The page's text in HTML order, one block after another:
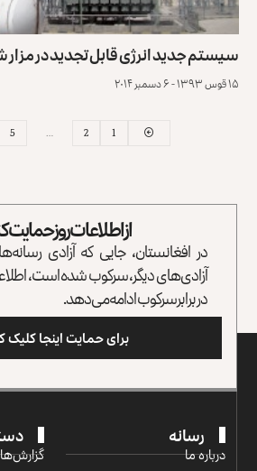
سیستم جدید انرژی قابل تجدید در
۱۵ قوس ۱۳۹۳ - ۶ دسمبر ۲۰۱۴
1
2
…
5
از اطلاعات روز حمایت
در افغانستان، جایی که آزادی
آزادی‌های دیگر، سرکوب شده است،
در برابر سرکوب ادامه می‌دهد.
برای حمایت اینجا کلیک
رسانه
درباره ما